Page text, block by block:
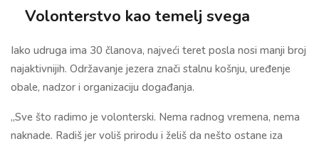
Volonterstvo kao temelj svega
Iako udruga ima 30 članova, najveći teret posla nosi manji broj
najaktivnijih. Održavanje jezera znači stalnu košnju, uređenje
obale, nadzor i organizaciju događanja.
„Sve što radimo je volonterski. Nema radnog vremena, nema
naknade. Radiš jer voliš prirodu i želiš da nešto ostane iza